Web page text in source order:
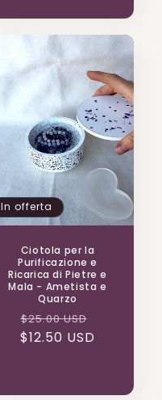
listino
In offerta
Ciotola per la
Purificazione e
Ricarica di Pietre e
Mala - Ametista e
Quarzo
Prezzo
di
$25.00 USD
$12.50 USD